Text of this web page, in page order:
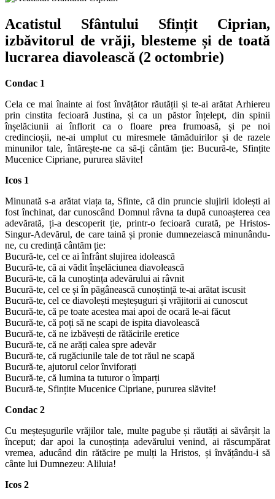
Acatistul Sfântului Sfințit Ciprian,
izbăvitorul de vrăji, blesteme și de toată
lucrarea diavolească (2 octombrie)
Condac 1
Cela ce mai înainte ai fost învățător răutății și te-ai arătat Arhiereu
prin cinstita fecioară Justina, și ca un păstor înțelept, din spinii
înșelăciunii ai înflorit ca o floare prea frumoasă, și pe noi
credincioșii, ne-ai umplut cu miresmele tămăduirilor și de razele
minunilor tale, întărește-ne ca să-ți cântăm ție: Bucură-te, Sfințite
Mucenice Cipriane, pururea slăvite!
Icos 1
Minunată s-a arătat viața ta, Sfinte, că din pruncie slujirii idolești ai
fost închinat, dar cunoscând Domnul râvna ta după cunoașterea cea
adevărată, ți-a descoperit ție, printr-o fecioară curată, pe Hristos-
Singur-Adevărul, de care taină și pronie dumnezeiască minunându-
ne, cu credință cântăm ție:
Bucură-te, cel ce ai înfrânt slujirea idolească
Bucură-te, că ai vădit înșelăciunea diavolească
Bucură-te, că la cunoștința adevărului ai râvnit
Bucură-te, cel ce și în păgânească cunoștință te-ai arătat iscusit
Bucură-te, cel ce diavolești meșteșuguri și vrăjitorii ai cunoscut
Bucură-te, că pe toate acestea mai apoi de ocară le-ai făcut
Bucură-te, că poți să ne scapi de ispita diavolească
Bucură-te, că ne izbăvești de rătăcirile eretice
Bucură-te, că ne arăți calea spre adevăr
Bucură-te, că rugăciunile tale de tot răul ne scapă
Bucură-te, ajutorul celor înviforați
Bucură-te, că lumina ta tuturor o împarți
Bucură-te, Sfințite Mucenice Cipriane, pururea slăvite!
Condac 2
Cu meșteșugurile vrăjilor tale, multe pagube și răutăți ai săvârșit la
început; dar apoi la cunoștința adevărului venind, ai răscumpărat
vremea, aducând din rătăcire pe mulți la Hristos, și învățându-i să
cânte lui Dumnezeu: Aliluia!
Icos 2